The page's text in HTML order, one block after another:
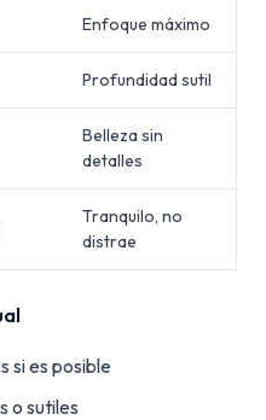
Enfoque máximo
Profundidad sutil
Belleza sin
detalles
Tranquilo, no
distrae
si es posible
o sutiles